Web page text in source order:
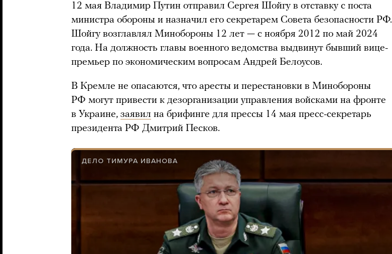
12 мая Владимир Путин отправил Сергея Шойгу в отставку с поста
министра обороны и назначил его секретарем Совета безопасности РФ.
Шойгу возглавлял Минобороны 12 лет — с ноября 2012 по май 2024
года. На должность главы военного ведомства выдвинут бывший вице-
премьер по экономическим вопросам Андрей Белоусов.
В Кремле не опасаются, что аресты и перестановки в Минобороны
РФ могут привести к дезорганизации управления войсками на фронте
в Украине, заявил на брифинге для прессы 14 мая пресс-секретарь
президента РФ Дмитрий Песков.
ДЕЛО ТИМУРА ИВАНОВА